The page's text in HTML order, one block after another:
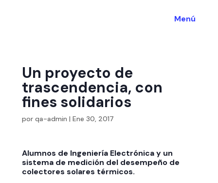
Menú
Un proyecto de
trascendencia, con
fines solidarios
por qa-admin | Ene 30, 2017
Alumnos de Ingeniería Electrónica y un
sistema de medición del desempeño de
colectores solares térmicos.